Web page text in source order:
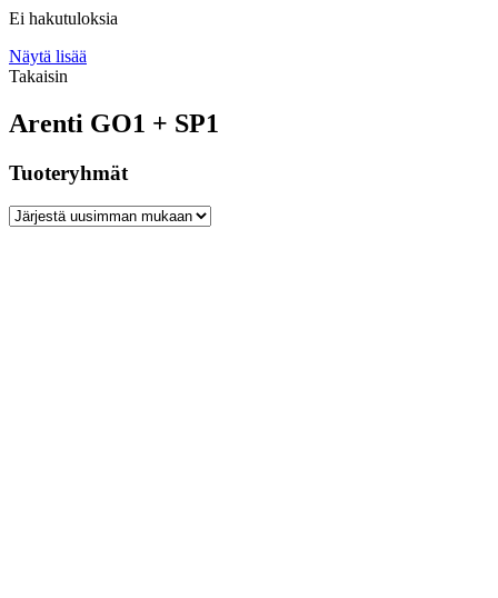
Ei hakutuloksia
Näytä lisää
Takaisin
Arenti GO1 + SP1
Tuoteryhmät